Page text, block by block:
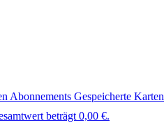
Abonnements Gespeicherte Karten
beträgt 0,00 €.